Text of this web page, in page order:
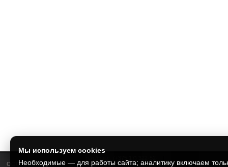
Мы используем cookies
Необходимые — для работы сайта; аналитику включаем
ООО "Финпрофит"
99,